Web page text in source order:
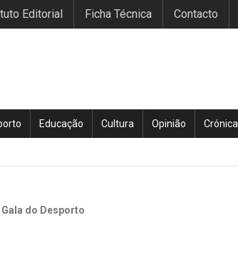
Editorial Ficha Técnica Contacto
Educação Cultura Opinião Crónica
do Desporto